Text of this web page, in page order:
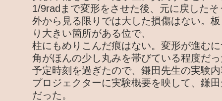
1/9radまで変形をさせた後、元に戻したそ
外から見る限りでは大した損傷はない。
り大きい箇所がある位で、
柱にもめりこんだ痕はない。変形が進む
角がほんの少し丸みを帯びている程度だ
予定時刻を過ぎたので、鎌田先生の実験
プロジェクターに実験概要を映して、鎌
だった。